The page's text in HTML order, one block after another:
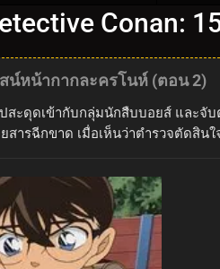
Conan:
น์หน้ากากละครโนห์ (ตอน 2)
ะดุดเข้ากับกลุ่มนักสืบบอยส์ และจั
สารฉีกขาด เมื่อเห็นว่าตำรวจตัดสิ